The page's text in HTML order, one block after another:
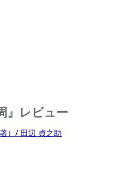
』レビュー
）/ 田辺 貞之助